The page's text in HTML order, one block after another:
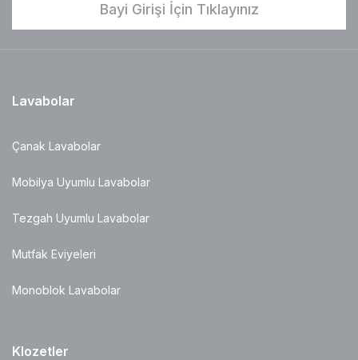
Bayi Girişi İçin Tıklayınız
Lavabolar
Çanak Lavabolar
Mobilya Uyumlu Lavabolar
Tezgah Uyumlu Lavabolar
Mutfak Eviyeleri
Monoblok Lavabolar
Klozetler